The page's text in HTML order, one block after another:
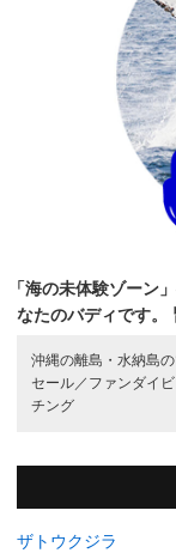
「海の未体験ゾーン
なたのバディです。
沖縄の離島・水納島
セール／ ファンダイ
チング
ザトウクジラ